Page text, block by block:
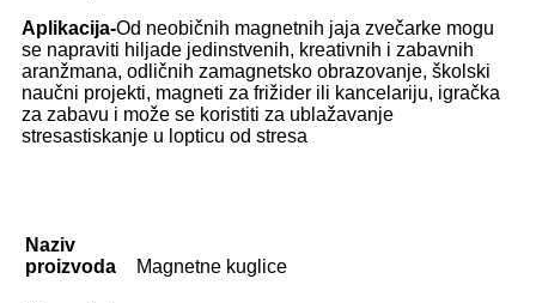
Aplikacija-Od neobičnih magnetnih jaja zvečarke mogu
se napraviti hiljade jedinstvenih, kreativnih i zabavnih
aranžmana, odličnih zamagnetsko obrazovanje, školski
naučni projekti, magneti za frižider ili kancelariju, igračka
za zabavu i može se koristiti za ublažavanje
stresastiskanje u lopticu od stresa
Naziv
proizvoda
Magnetne kuglice